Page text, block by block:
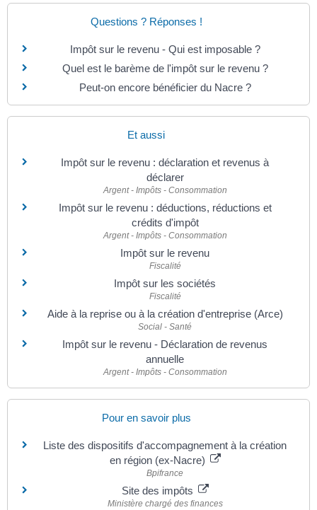
Questions ? Réponses !
Impôt sur le revenu - Qui est imposable ?
Quel est le barème de l'impôt sur le revenu ?
Peut-on encore bénéficier du Nacre ?
Et aussi
Impôt sur le revenu : déclaration et revenus à
déclarer
Argent - Impôts - Consommation
Impôt sur le revenu : déductions, réductions et
crédits d'impôt
Argent - Impôts - Consommation
Impôt sur le revenu
Fiscalité
Impôt sur les sociétés
Fiscalité
Aide à la reprise ou à la création d'entreprise (Arce)
Social - Santé
Impôt sur le revenu - Déclaration de revenus
annuelle
Argent - Impôts - Consommation
Pour en savoir plus
Liste des dispositifs d'accompagnement à la création
en région (ex-Nacre)
Bpifrance
Site des impôts
Ministère chargé des finances